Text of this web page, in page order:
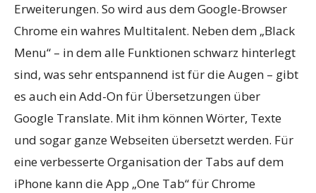
Erweiterungen. So wird aus dem Google-Browser
Chrome ein wahres Multitalent. Neben dem „Black
Menu“ – in dem alle Funktionen schwarz hinterlegt
sind, was sehr entspannend ist für die Augen – gibt
es auch ein Add-On für Übersetzungen über
Google Translate. Mit ihm können Wörter, Texte
und sogar ganze Webseiten übersetzt werden. Für
eine verbesserte Organisation der Tabs auf dem
iPhone kann die App „One Tab“ für Chrome